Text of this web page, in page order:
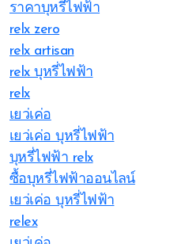
ราคาบุหรี่ไฟฟ้า
relx zero
relx artisan
relx บุหรี่ไฟฟ้า
relx
เยว่เค่อ
เยว่เค่อ บุหรี่ไฟฟ้า
บุหรี่ไฟฟ้า relx
ซื้อบุหรี่ไฟฟ้าออนไลน์
เยว่เค่อ บุหรี่ไฟฟ้า
relex